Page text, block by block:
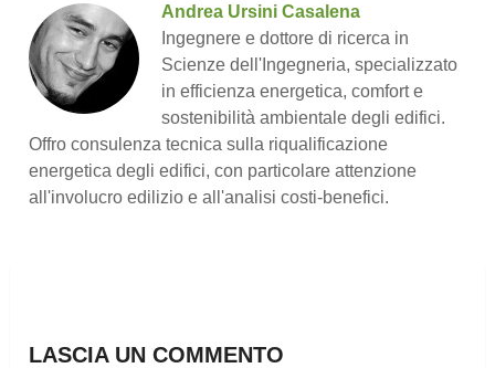
Andrea Ursini Casalena
Ingegnere e dottore di ricerca in
Scienze dell'Ingegneria, specializzato
in efficienza energetica, comfort e
sostenibilità ambientale degli edifici.
Offro consulenza tecnica sulla riqualificazione
energetica degli edifici, con particolare attenzione
all'involucro edilizio e all'analisi costi-benefici.
LASCIA UN COMMENTO